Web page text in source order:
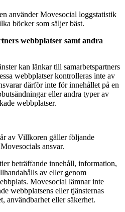
använder Movesocial loggstatistik
böcker som säljer bäst.
webbplatser samt andra
kan länkar till samarbetspartners
webbplatser kontrolleras inte av
därför inte för innehållet på en
eller andra typer av
webbplatser.
av Villkoren gäller följande
ansvar.
beträffande innehåll, information,
av eller genom
Movesocial lämnar inte
webbplatsens eller tjänsternas
användbarhet eller säkerhet.